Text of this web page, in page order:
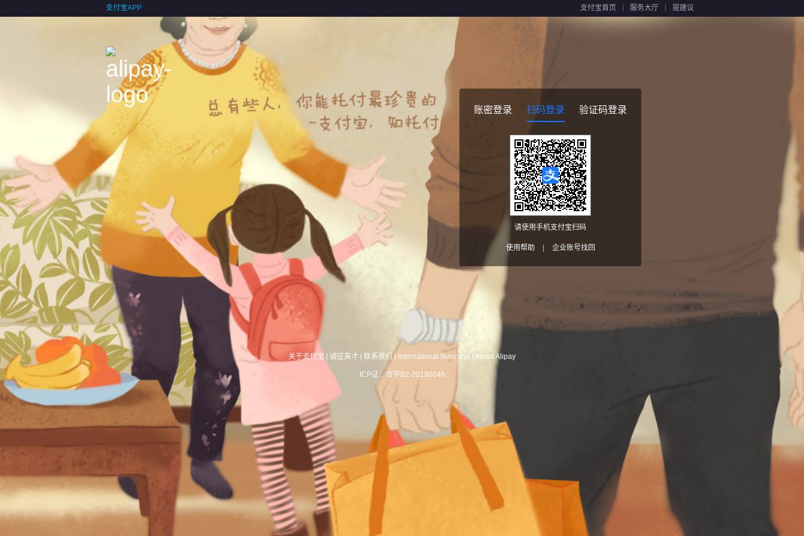
支付宝APP 支付宝首页 服务大厅 提建议
账密登录 扫码登录 验证码登录
请使用手机支付宝扫码
使用帮助 企业账号找回
关于支付宝| 诚征英才 联系我们 | International Business About Alipay
ICP证：合字B2-20190046